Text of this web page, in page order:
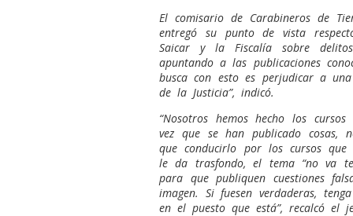
El comisario de Carabineros de
entregó su punto de vista
Saicar y la Fiscalía sobre
apuntando a las publicaciones
busca con esto es perjudicar a
de la Justicia”, indicó.
“Nosotros hemos hecho los
vez que se han publicado
que conducirlo por los cursos que
le da trasfondo, el tema “no va
para que publiquen cuestiones
imagen. Si fuesen verdaderas,
en el puesto que está”, recalcó el